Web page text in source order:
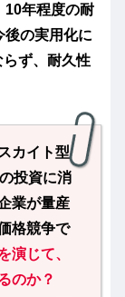
10年程度の耐
後の実用化に
ず、耐久性
カイト型
投資に消
業が量産
格競争で
演じて、
のか？